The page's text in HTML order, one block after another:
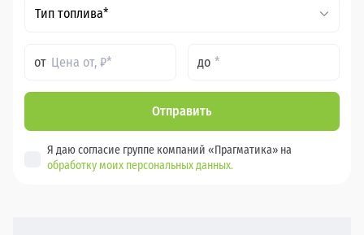
Тип топлива*
от до
Отправить
Я даю согласие группе компаний «Прагматика» на
обработку моих персональных данных.